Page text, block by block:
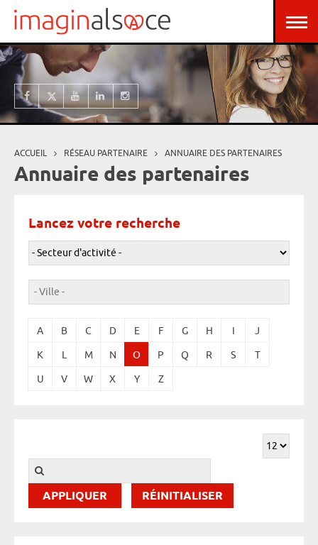
Aller au contenu principal
Vous êtes ici
ACCUEIL RÉSEAU PARTENAIRE ANNUAIRE DES PARTENAIRES
Annuaire des partenaires
Lancez votre recherche
A B C D E F G H I J
K L M N O P Q R S T
U V W X Y Z
RÉINITIALISER
Panneau de gestion des cookies